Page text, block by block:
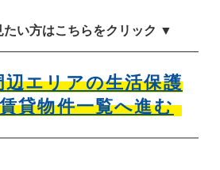
い方はこちらをクリック ▼
辺エリアの生活保護
貸物件一覧へ進む